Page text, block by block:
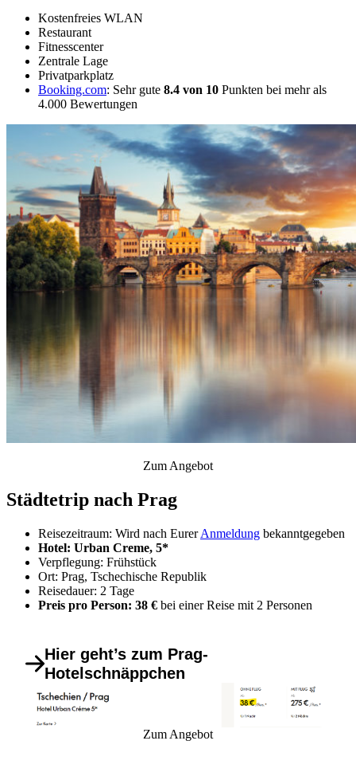
Kostenfreies WLAN
Restaurant
Fitnesscenter
Zentrale Lage
Privatparkplatz
Booking.com: Sehr gute 8.4 von 10 Punkten bei mehr als
4.000 Bewertungen
Zum Angebot
Städtetrip nach Prag
Reisezeitraum: Wird nach EurerAnmeldung bekanntgegeben
Hotel: Urban Creme, 5*
Verpflegung: Frühstück
Ort: Prag, Tschechische Republik
Reisedauer: 2 Tage
Preis pro Person: 38 € bei einer Reise mit 2 Personen
Hier geht’s zum Prag-
Hotelschnäppchen
Zum Angebot